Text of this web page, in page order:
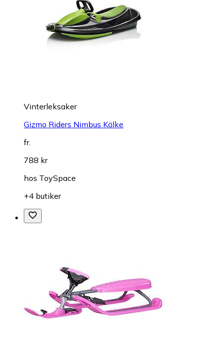
Vinterleksaker
Gizmo Riders Nimbus Kälke
fr.
788 kr
hos ToySpace
+4 butiker